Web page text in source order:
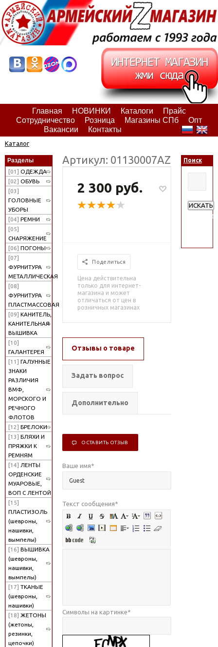
Главная НОВИНКИ Каталоги
Прайс
Сотрудничество
Розница Магазины СПб
Опт
Вакансии
Контакты
Каталог
Разделы
[01] ОДЕЖДА
[02] ОБУВЬ
[03]
ГОЛОВНЫЕ
УБОРЫ
[04] РЕМНИ
[05]
СНАРЯЖЕНИЕ
[06] ПОГОНЫ
[07]
ФУРНИТУРА
МЕТАЛЛИЧЕСКАЯ
[08]
ФУРНИТУРА
ПЛАСТМАССОВАЯ
[09] КАНИТЕЛЬ,
КАНИТЕЛЬНАЯ
ВЫШИВКА
[10]
ГАЛАНТЕРЕЯ
[11] ГАЛУННЫЕ
ЗНАКИ
РАЗЛИЧИЯ
ВМФ,
МОРСКОГО И
РЕЧНОГО
ФЛОТОВ
[12] БРЕЛОКИ
[13] БЛЯХИ И
ПРЯЖКИ К
РЕМНЯМ
[14] ЛЕНТЫ
ОРДЕНСКИЕ
МУАРОВЫЕ,
ВОП С ЛЕНТОЙ
[15]
ПЛАСТИЗОЛЬ
(шевроны,
нашивки,
вымпелы)
[16] ВЫШИВКА
(шевроны,
нашивки,
вымпелы)
[17] ТКАНЫЕ
(шевроны,
нашивки)
[18] ЖЕТОНЫ
(жетоны,
резинки,
цепочки)
Артикул: 01130007АZ
2 300 руб.
Поделиться
Цена действительна
только для интернет-
магазина и может
отличаться от цен в
розничных магазинах
Отзывы о товаре
Задать вопрос
Дополнительно
ОСТАВИТЬ ОТЗЫВ
Ваше имя*
Текст сообщения*
Символы на картинке*
Поиск
ИСКАТЬ